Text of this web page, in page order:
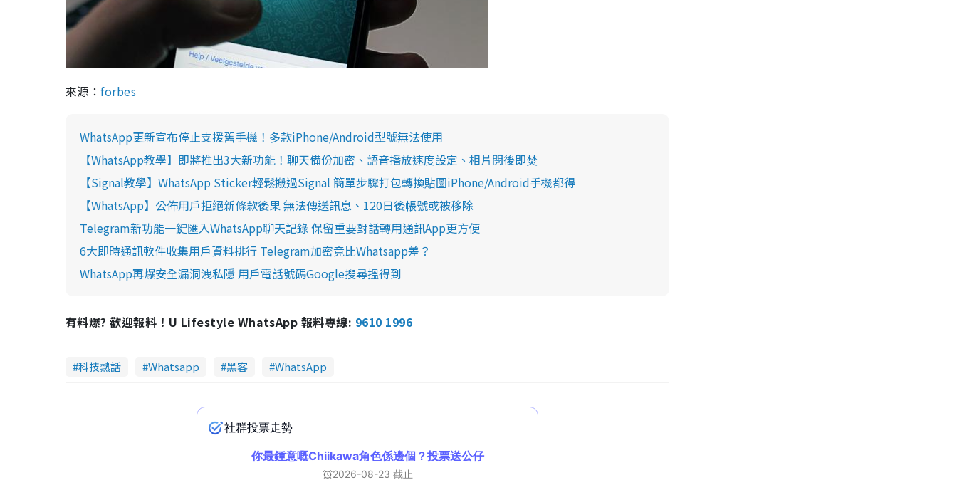
來源：forbes
WhatsApp更新宣布停止支援舊手機！多款iPhone/Android型號無法使用
【WhatsApp教學】即將推出3大新功能！聊天備份加密、語音播放速度設定、相片閱後即焚
【Signal教學】WhatsApp Sticker輕鬆搬過Signal 簡單步驟打包轉換貼圖iPhone/Android手機都得
【WhatsApp】公佈用戶拒絕新條款後果 無法傳送訊息、120日後帳號或被移除
Telegram新功能一鍵匯入WhatsApp聊天記錄 保留重要對話轉用通訊App更方便
6大即時通訊軟件收集用戶資料排行 Telegram加密竟比Whatsapp差？
WhatsApp再爆安全漏洞洩私隱 用戶電話號碼Google搜尋搵得到
有料爆? 歡迎報料！U Lifestyle WhatsApp 報料專線: 9610 1996
科技熱話 Whatsapp 黑客 WhatsApp